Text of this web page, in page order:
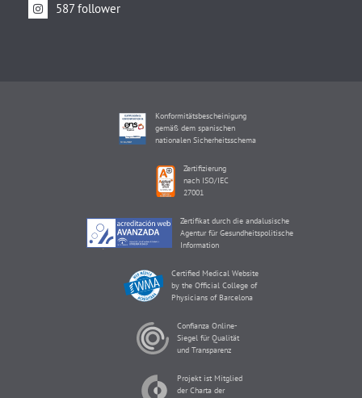
587 follower
Konformitätsbescheinigung
gemäß dem spanischen
nationalen Sicherheitsschema
Zertifizierung
nach ISO/IEC
27001
Zertifikat durch die andalusische
Agentur für Gesundheitspolitische
Information
Certified Medical Website
by the Official College of
Physicians of Barcelona
Confianza Online-
Siegel für Qualität
und Transparenz
Projekt ist Mitglied
der Charta der